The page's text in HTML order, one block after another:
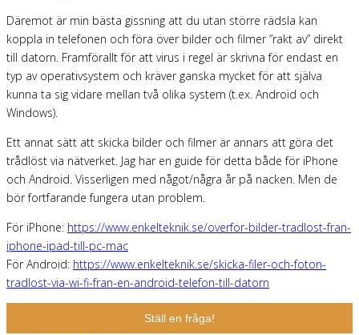
Däremot är min bästa gissning att du utan större rädsla kan
koppla in telefonen och föra över bilder och filmer ”rakt av” direkt
till datorn. Framförallt för att virus i regel är skrivna för endast en
typ av operativsystem och kräver ganska mycket för att själva
kunna ta sig vidare mellan två olika system (t.ex. Android och
Windows).
Ett annat sätt att skicka bilder och filmer är annars att göra det
trådlöst via nätverket. Jag har en guide för detta både för iPhone
och Android. Visserligen med något/några år på nacken. Men de
bör fortfarande fungera utan problem.
För iPhone: https://www.enkelteknik.se/overfor-bilder-tradlost-fran-
iphone-ipad-till-pc-mac
För Android: https://www.enkelteknik.se/skicka-filer-och-foton-
tradlost-via-wi-fi-fran-en-android-telefon-till-datorn
Ställ en fråga!